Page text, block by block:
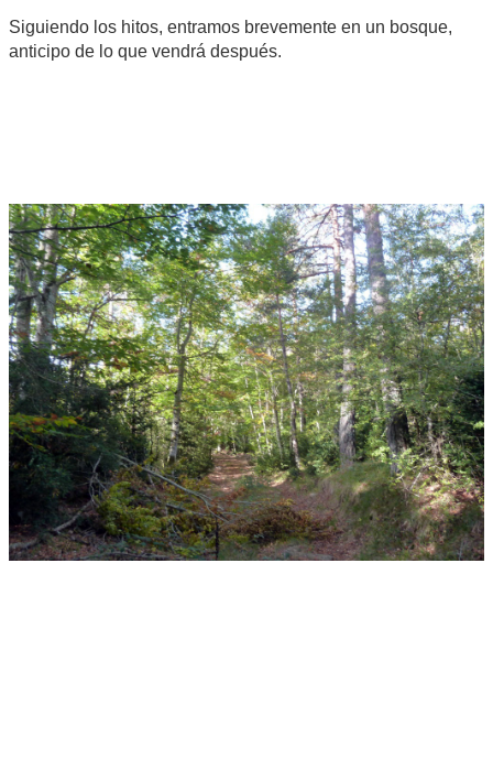
Siguiendo los hitos, entramos brevemente en un bosque,
anticipo de lo que vendrá después.